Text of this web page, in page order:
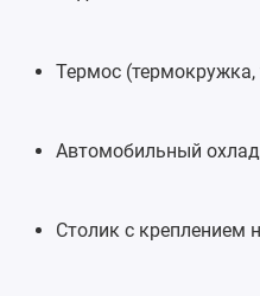
Термос(термокружка,
Автомобильный
Столик с креплением